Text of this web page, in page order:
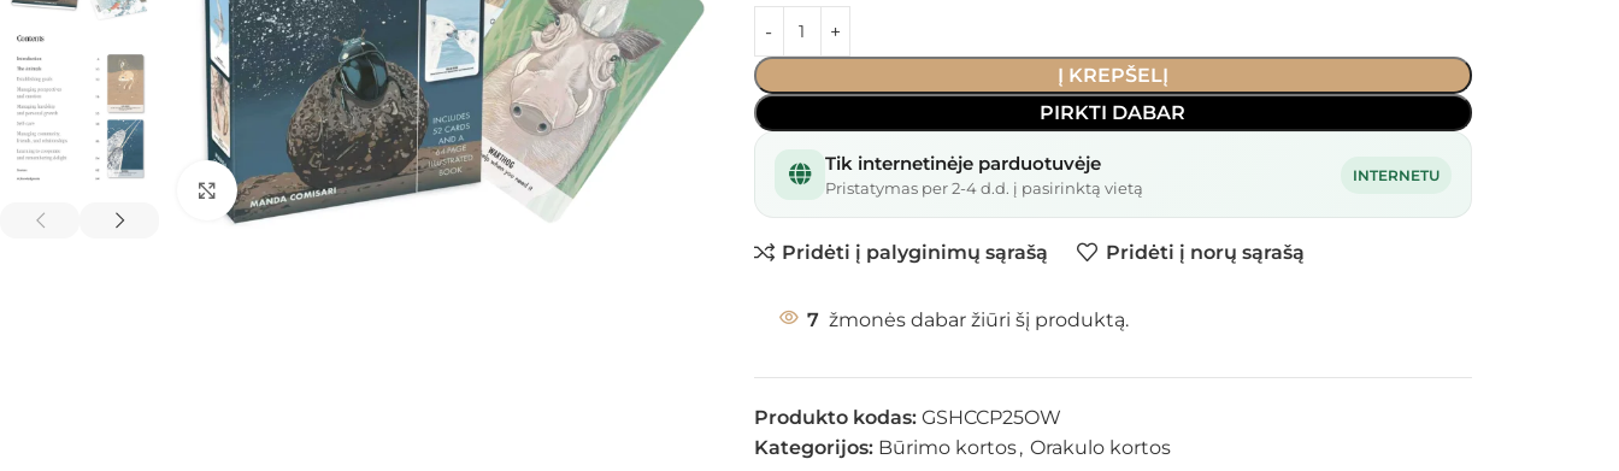
Spustelėkite, kad padidintumėte
Į KREPŠELĮ
PIRKTI DABAR
Tik internetinėje parduotuvėje
Pristatymas per 2-4 d.d. į pasirinktą vietą
INTERNETU
Pridėti į palyginimų sąrašą Pridėti į norų sąrašą
7 žmonės dabar žiūri šį produktą.
Produkto kodas: GSHCCP25OW
Kategorijos: Būrimo kortos, Orakulo kortos